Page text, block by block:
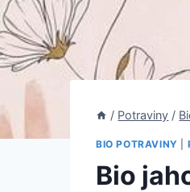
/ Potraviny /
BIO POTRAVINY
Bio